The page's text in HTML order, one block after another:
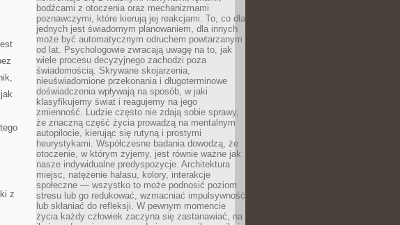
z
bodźcami z otoczenia oraz mechanizmami
poznawczymi, które kierują jej reakcjami. To, co dla
jednych jest świadomym planowaniem, dla innych
może być automatycznym odruchem powtarzanym
od lat. Psychologowie zwracają uwagę na to, jak
wiele procesu decyzyjnego zachodzi poza
świadomością. Skrywane skojarzenia,
nieuświadomione przekonania i długoterminowe
doświadczenia wpływają na sposób, w jaki
klasyfikujemy świat i reagujemy na jego
zmienność. Ludzie często nie zdają sobie sprawy,
że znaczną część życia prowadzą na mentalnym
autopilocie, kierując się rutyną i prostymi
heurystykami. Współczesne badania dowodzą, że
otoczenie, w którym żyjemy, jest równie ważne jak
nasze indywidualne predyspozycje. Architektura
miejsc, natężenie hałasu, kolory, interakcje
społeczne — wszystko to może podnosić poziom
stresu lub go redukować, wzmacniać impulsywność
lub skłaniać do refleksji. W pewnym momencie
życia każdy człowiek zaczyna się zastanawiać, na